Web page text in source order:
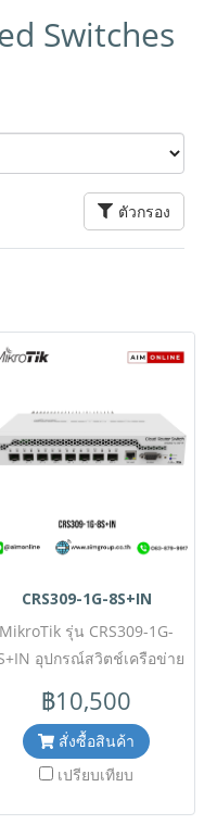
Switches
ตัวกรอง
CRS309-1G-8S+IN
MikroTik รุ่น CRS309-1G-
อุปกรณ์สวิตช์เครือข่าย
กะทัดรัดแต่มีประสิทธิภาพสูง
เหมาะสำหรับการใช้งานใน
ครือข่ายที่ต้องการความเร็วสูง
รงการ ติดต่อฝ่ายขาย Line
฿10,500
สั่งซื้อสินค้า
เปรียบเทียบ